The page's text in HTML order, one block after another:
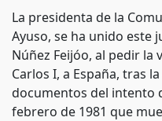
La presidenta de la
Ayuso, se ha unido este
Núñez Feijóo, al pedir la
Carlos I, a España, tras
documentos del intento
febrero de 1981 que